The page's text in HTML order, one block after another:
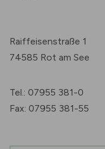
Raiffeisenstraße 1
74585 Rot am See
Tel.: 07955 381-0
Fax: 07955 381-55